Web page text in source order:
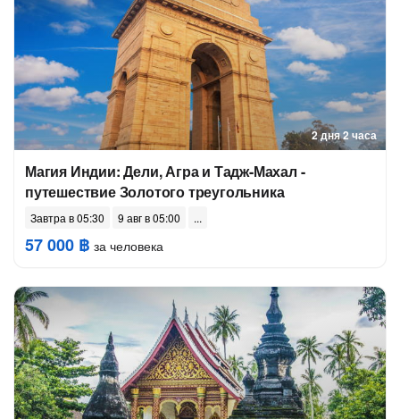
2 дня 2 часа
Магия Индии: Дели, Агра и Тадж-Махал -
путешествие Золотого треугольника
Завтра в 05:30 9 авг в 05:00
57 000 ฿ за человека